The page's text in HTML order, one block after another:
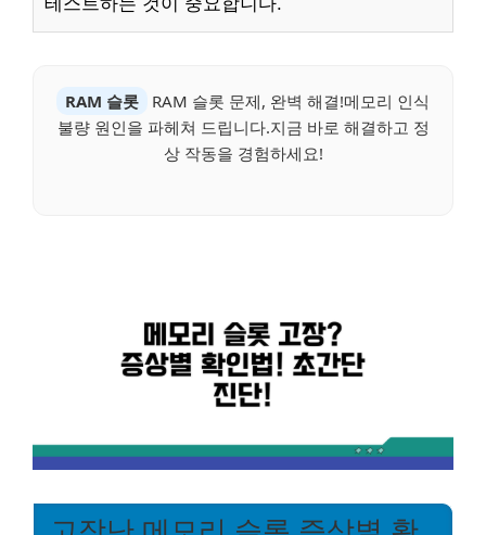
RAM 슬롯
RAM 슬롯 문제, 완벽 해결!메모리 인식
불량 원인을 파헤쳐 드립니다.지금 바로 해결하고 정
상 작동을 경험하세요!